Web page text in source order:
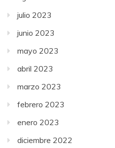
julio 2023
junio 2023
mayo 2023
abril 2023
marzo 2023
febrero 2023
enero 2023
diciembre 2022